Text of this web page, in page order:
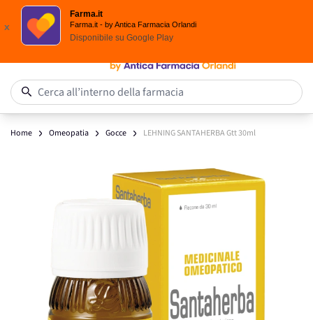
Spedizione
x
Farma.it
Farma.it - by Antica Farmacia Orlandi
Disponibile su Google Play
Salta al contenuto
Cerca all’interno della farmacia
Home Omeopatia Gocce LEHNING SANTAHERBA Gtt 30ml
Click to view image in fullscreen